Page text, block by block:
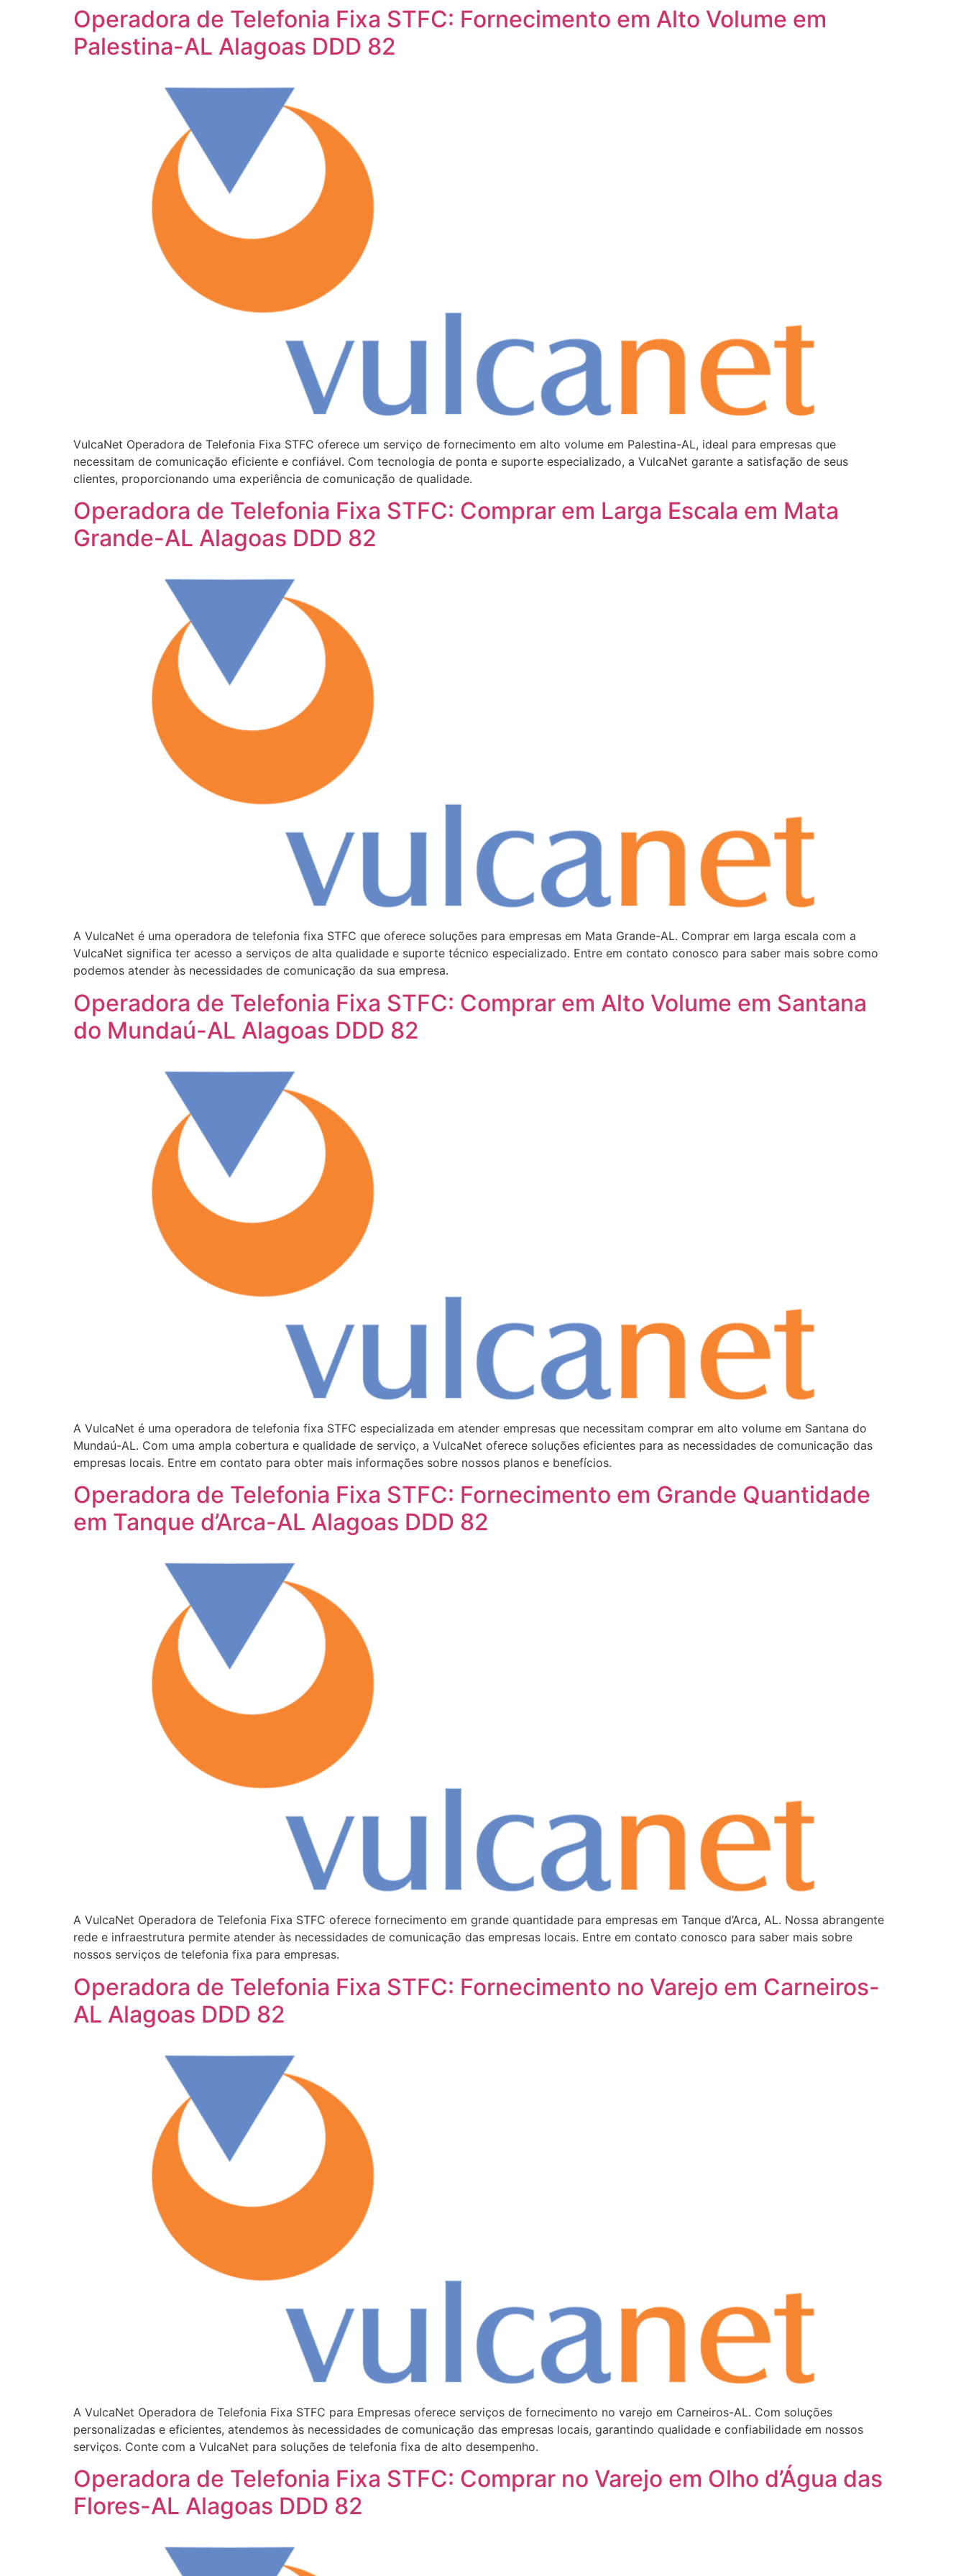
Operadora de Telefonia Fixa STFC: Fornecimento em Alto Volume em
Palestina-AL Alagoas DDD 82
VulcaNet Operadora de Telefonia Fixa STFC oferece um serviço de fornecimento em alto volume em Palestina-AL, ideal para empresas que
necessitam de comunicação eficiente e confiável. Com tecnologia de ponta e suporte especializado, a VulcaNet garante a satisfação de seus
clientes, proporcionando uma experiência de comunicação de qualidade.
Operadora de Telefonia Fixa STFC: Comprar em Larga Escala em Mata
Grande-AL Alagoas DDD 82
A VulcaNet é uma operadora de telefonia fixa STFC que oferece soluções para empresas em Mata Grande-AL. Comprar em larga escala com a
VulcaNet significa ter acesso a serviços de alta qualidade e suporte técnico especializado. Entre em contato conosco para saber mais sobre como
podemos atender às necessidades de comunicação da sua empresa.
Operadora de Telefonia Fixa STFC: Comprar em Alto Volume em Santana
do Mundaú-AL Alagoas DDD 82
A VulcaNet é uma operadora de telefonia fixa STFC especializada em atender empresas que necessitam comprar em alto volume em Santana do
Mundaú-AL. Com uma ampla cobertura e qualidade de serviço, a VulcaNet oferece soluções eficientes para as necessidades de comunicação das
empresas locais. Entre em contato para obter mais informações sobre nossos planos e benefícios.
Operadora de Telefonia Fixa STFC: Fornecimento em Grande Quantidade
em Tanque d’Arca-AL Alagoas DDD 82
A VulcaNet Operadora de Telefonia Fixa STFC oferece fornecimento em grande quantidade para empresas em Tanque d’Arca, AL. Nossa abrangente
rede e infraestrutura permite atender às necessidades de comunicação das empresas locais. Entre em contato conosco para saber mais sobre
nossos serviços de telefonia fixa para empresas.
Operadora de Telefonia Fixa STFC: Fornecimento no Varejo em Carneiros-
AL Alagoas DDD 82
A VulcaNet Operadora de Telefonia Fixa STFC para Empresas oferece serviços de fornecimento no varejo em Carneiros-AL. Com soluções
personalizadas e eficientes, atendemos às necessidades de comunicação das empresas locais, garantindo qualidade e confiabilidade em nossos
serviços. Conte com a VulcaNet para soluções de telefonia fixa de alto desempenho.
Operadora de Telefonia Fixa STFC: Comprar no Varejo em Olho d’Água das
Flores-AL Alagoas DDD 82